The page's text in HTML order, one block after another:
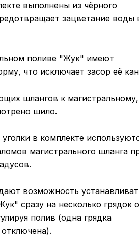
выполнены из чёрного
зацветание воды
поливе "Жук" имеют
что исключает засор её
шлангов к
шило.
в комплекте
магистрального шланга
возможность
сразу на несколько грядок
полив (одна грядка
отключена).